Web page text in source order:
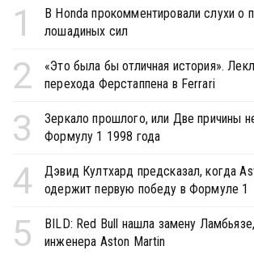
1
В Honda прокомментировали слухи о
лошадиных сил
2
«Это была бы отличная история».
перехода Ферстаппена в Ferrari
3
Зеркало прошлого, или Две причины
Формулу 1 1998 года
4
Дэвид Култхард предсказал, когда
одержит первую победу в Формуле 1
5
BILD: Red Bull нашла замену
инженера Aston Martin